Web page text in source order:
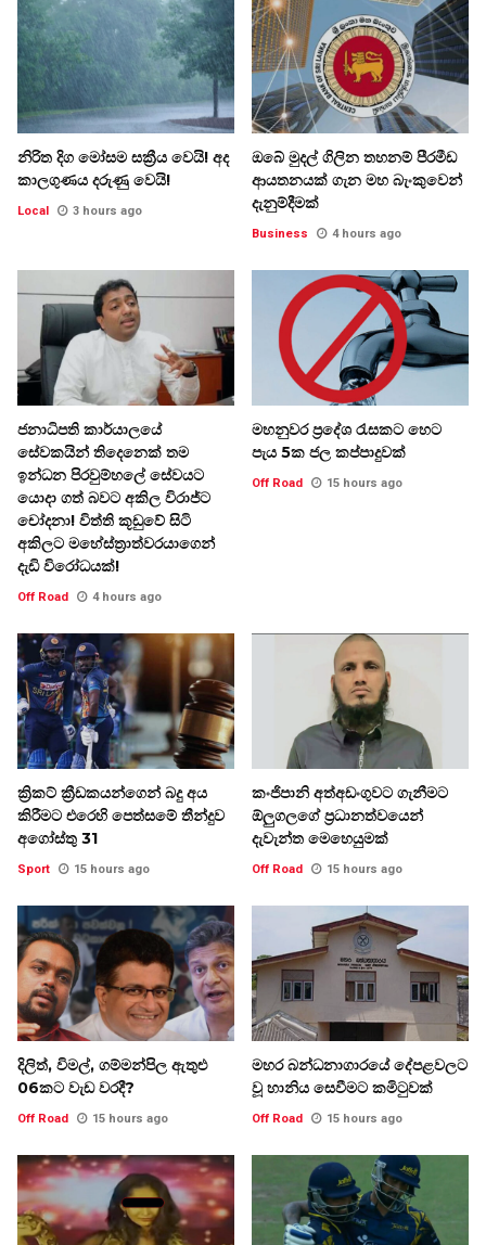
නිරිත දිග මෝසම සක්‍රීය වෙයි! අද
කාලගුණය දරුණු වෙයි!
Local 3 hours ago
ඔබේ මුදල් ගිලින තහනම් පීරමීඩ
ආයතනයක් ගැන මහ බැංකුවෙන්
දැනුම්දීමක්
Business 4 hours ago
ජනාධිපති කාර්යාලයේ
සේවකයින් තිදෙනෙක් තම
ඉන්ධන පිරවුම්හලේ සේවයට
යොදා ගත් බවට අකිල විරාජ්ට
චෝදනා! විත්ති කූඩුවේ සිටි
අකිලට මහේස්ත්‍රාත්වරයාගෙන්
දැඩි විරෝධයක්!
Off Road 4 hours ago
මහනුවර ප්‍රදේශ රැසකට හෙට
පැය 5ක ජල කප්පාදුවක්
Off Road 15 hours ago
ක්‍රිකට් ක්‍රීඩකයන්ගෙන් බදු අය
කිරීමට එරෙහි පෙත්සමේ තීන්දුව
අගෝස්තු 31
Sport 15 hours ago
කංජිපානි අත්අඩංගුවට ගැනීමට
ඕලුගලගේ ප්‍රධානත්වයෙන්
දැවැන්ත මෙහෙයුමක්
Off Road 15 hours ago
දිලිත්, විමල්, ගම්මන්පිල ඇතුළු
06කට වැඩ වරදී?
Off Road 15 hours ago
මහර බන්ධනාගාරයේ දේපළවලට
වූ හානිය සෙවීමට කමිටුවක්
Off Road 15 hours ago